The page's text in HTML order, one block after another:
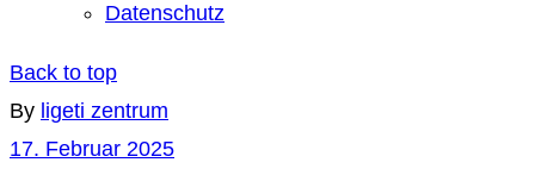
Datenschutz
Back to top
By ligeti zentrum
17. Februar 2025